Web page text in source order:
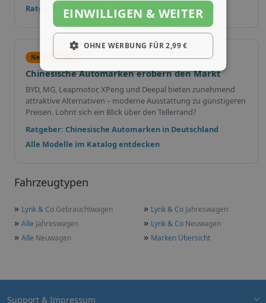
Ratgeber: Chinesische Automarken in Deutschland
Neu im Trend
Chinesische Automarken erobern den Markt
BYD, MG, Leapmotor, XPeng und Deepal bieten zunehmend
attraktive Alternativen – moderne Ausstattung zu günstigeren
Preisen. Lohnt sich ein Blick über den Tellerrand?
Ratgeber: Chinesische Automarken in Deutschland
Alle Modelle im Katalog entdecken
Fahrzeugtypen
» Lynk & Co Gebrauchtwagen » Lynk & Co Jahreswagen
» Alle Jahreswagen » Lynk & Co Neuwagen
» Alle Neuwagen » Marken Übersicht
Support & Impressum
EINWILLIGEN & WEITER
OHNE WERBUNG FÜR 2,99 €